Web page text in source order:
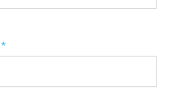
*